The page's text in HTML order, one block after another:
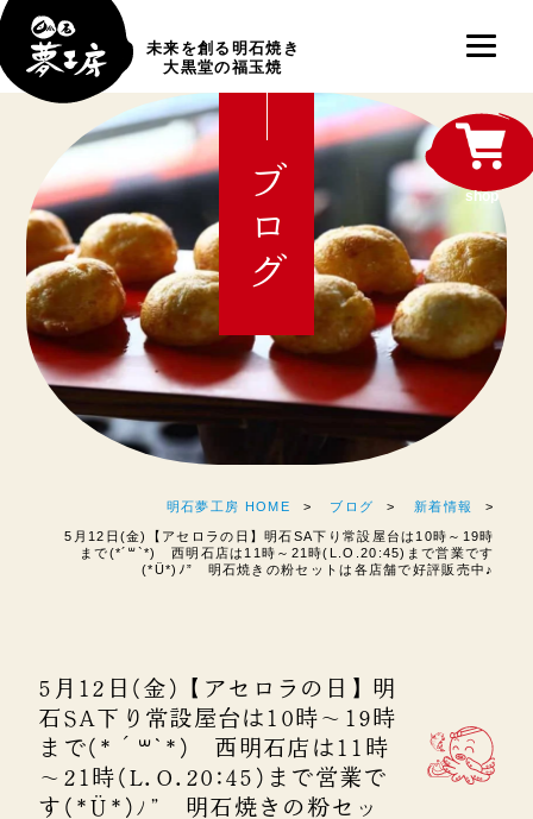
未来を創る明石焼き
大黒堂の福玉焼
ブログ
明石夢工房 HOME ブログ 新着情報
5月12日(金)【アセロラの日】明石SA下り常設屋台は10時～19時
まで(*´꒳`*) 西明石店は11時～21時(L.O.20:45)まで営業です
(*Ü*)ﾉ” 明石焼きの粉セットは各店舗で好評販売中♪
5月12日(金)【アセロラの日】明
石SA下り常設屋台は10時～19時
まで(*´꒳`*) 西明石店は11時
～21時(L.O.20:45)まで営業で
す(*Ü*)ﾉ” 明石焼きの粉セッ
shop